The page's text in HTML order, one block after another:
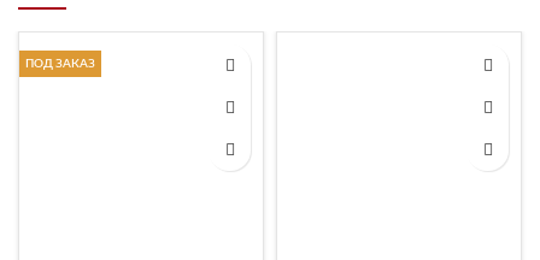
ПОД ЗАКАЗ